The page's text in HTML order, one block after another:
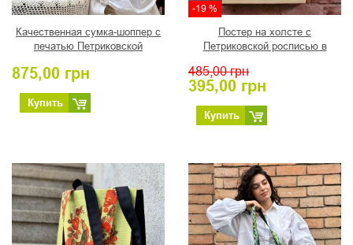
Качественная сумка-шоппер с
печатью Петриковской
Н.И.
875,00 грн
Купить
-19 %
Постер на холсте с
Петриковской росписью в
автор Пикуш Н.А.
485,00 грн
395,00 грн
Купить